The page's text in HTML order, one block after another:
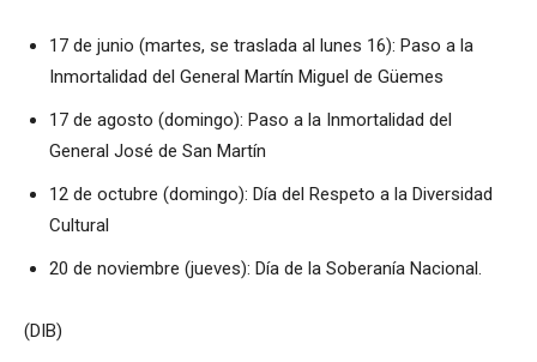
17 de junio (martes, se traslada al lunes 16): Paso a la
Inmortalidad del General Martín Miguel de Güemes
17 de agosto (domingo): Paso a la Inmortalidad del
General José de San Martín
12 de octubre (domingo): Día del Respeto a la Diversidad
Cultural
20 de noviembre (jueves): Día de la Soberanía Nacional.
(DIB)